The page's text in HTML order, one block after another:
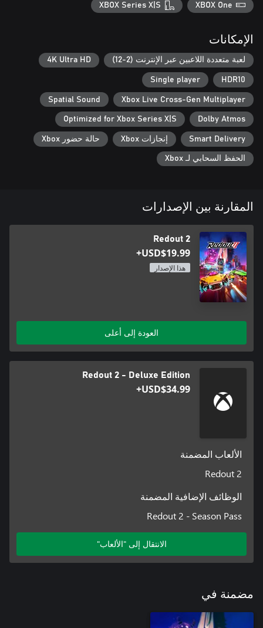
حوامتك الخاصة بك بالكامل مع مجموعة لا تصدق من تعزيزات الدفع،
والمثبتات، والدفات، والمبردات الداخلية، واللوحات، والمغناطيسات،
والأجنحة، والكوابح، ومحركات الصواريخ، والدهانات، وأكثر من ذلك!
ابتكر وشارك أفضل ما لديك من أبرز اللقطات عالية السرعة من خلال
"وضع الصور".
XBOX One
XBOX Series X|S
الإمكانات
لعبة متعددة اللاعبين عبر الإنترنت (2-12) 4K Ultra HD
HDR10
Single player
Xbox Live Cross-Gen Multiplayer
Spatial Sound
Dolby Atmos
Optimized for Xbox Series X|S
Smart Delivery إنجازات Xbox حالة حضور Xbox
الحفظ السحابي لـ Xbox
المقارنة بين الإصدارات
Redout 2
USD$19.99+
هذا الإصدار
العودة إلى أعلى
Redout 2 - Deluxe Edition
USD$34.99+
الألعاب المضمنة
Redout 2
الوظائف الإضافية المضمنة
Redout 2 - Season Pass
الانتقال إلى "الألعاب"
مضمنة في